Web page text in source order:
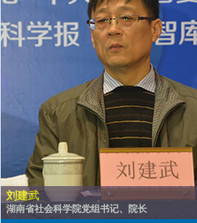
刘建武
湖南省社会科学院党组书记、院长